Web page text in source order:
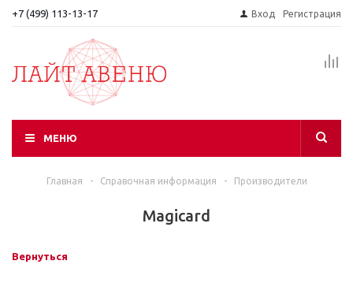
+7 (499) 113-13-17 Вход Регистрация
МЕНЮ
Главная - Справочная информация - Производители
Magicard
Вернуться